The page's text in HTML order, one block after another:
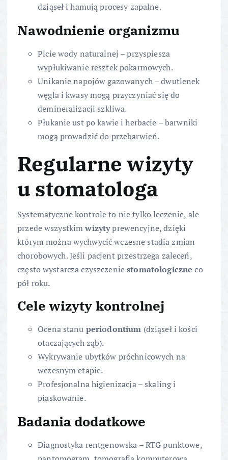
dziąseł i hamują procesy zapalne.
Nawodnienie organizmu
Picie wody naturalnej – przyspiesza
wypłukiwanie resztek pokarmowych.
Unikanie napojów gazowanych – dwutlenek
węgla i kwasy mogą przyczyniać się do
demineralizacji szkliwa.
Płukanie ust po kawie i herbacie – barwniki
mogą prowadzić do przebarwień.
Regularne wizyty
u stomatologa
Systematyczne kontrole to nie tylko leczenie, ale
przede wszystkimwizytyprewencyjne, dzięki
którym można wychwycić wczesne stadia zmian
chorobowych. Jeśli pacjent przestrzega zaleceń,
często wystarcza czyszczeniestomatologiczne co
pół roku.
Cele wizyty kontrolnej
Ocena stanu periodontium (dziąseł i kości
otaczających ząb).
Wykrywanie ubytków próchnicowych na
wczesnym etapie.
Profesjonalna higienizacja – skaling i
piaskowanie.
Badania dodatkowe
Diagnostyka rentgenowska – RTG punktowe,